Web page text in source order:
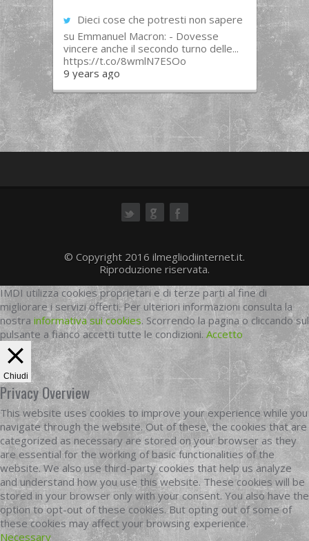
Dieci cose che potresti non sapere
su Emmanuel Macron: - Dovesse
vincere anche il secondo turno delle...
https://t.co/8wmlN7ESOo
9 years ago
© Copyright 2016 ilmegliodiinternet.it.
Riproduzione riservata.
IMDI utilizza cookies proprietari e di terze parti al fine di
migliorare i servizi offerti. Per ulteriori informazioni consulta la
nostra informativa sui cookies. Scorrendo la pagina o cliccando sul
pulsante a fianco accetti tutte le condizioni. Accetto
Chiudi
Privacy Overview
This website uses cookies to improve your experience while you
navigate through the website. Out of these, the cookies that are
categorized as necessary are stored on your browser as they
are essential for the working of basic functionalities of the
website. We also use third-party cookies that help us analyze
and understand how you use this website. These cookies will be
stored in your browser only with your consent. You also have the
option to opt-out of these cookies. But opting out of some of
these cookies may affect your browsing experience.
Necessary